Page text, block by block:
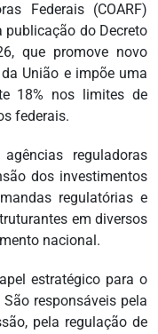
Federais (COARF)
publicação do Decreto
que promove novo
União e impõe uma
18% nos limites de
federais.
reguladoras
dos investimentos
regulatórias e
em diversos
nacional.
estratégico para o
responsáveis pela
pela regulação de